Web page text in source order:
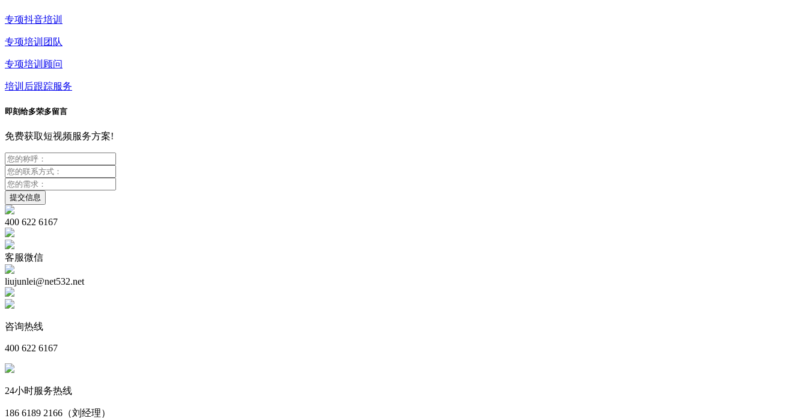
专项抖音培训
专项培训团队
专项培训顾问
培训后跟踪服务
即刻给多荣多留言
免费获取短视频服务方案!
400 622 6167
客服微信
liujunlei@net532.net
咨询热线
400 622 6167
24小时服务热线
186 6189 2166（刘经理）